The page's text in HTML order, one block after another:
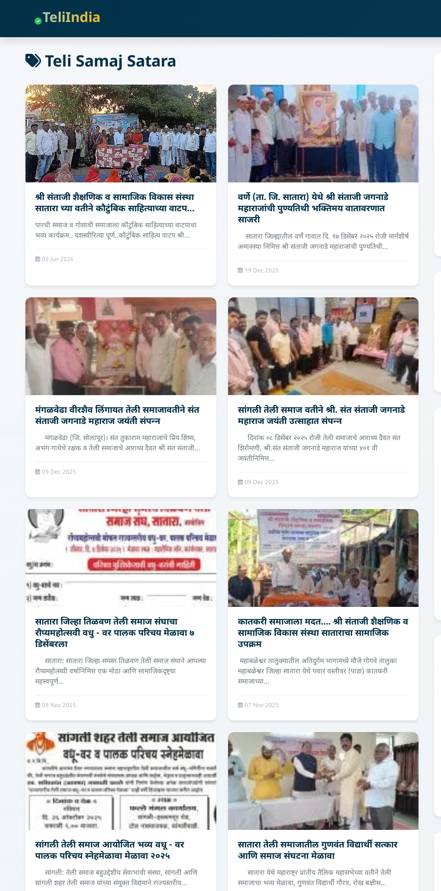
TeliIndia
Teli Samaj Satara
श्री संताजी शैक्षणिक व सामाजिक विकास संस्था
सातारा च्‍या वतीने कौटुंबिक साहित्याच्या वाटप...
पारधी समाज व गोसावी समाजाला कौटुंबिक साहित्याच्या वाटपाचा
भव्य कार्यक्रम.. यशस्वीरित्या पूर्ण..कौटुंबिक साहित्य वाटप श्री...
03 Jun 2026
वर्णे (ता. जि. सातारा) येथे श्री संताजी जगनाडे
महाराजांची पुण्यतिथी भक्तिमय वातावरणात
साजरी
सातारा जिल्ह्यातील वर्णे गावात दि. १७ डिसेंबर २०२५ रोजी मार्गशीर्ष
अमावस्या निमित्त श्री संताजी जगनाडे महाराजांची पुण्यतिथी...
19 Dec 2025
मंगळवेढा वीरशैव लिंगायत तेली समाजावतीने संत
संताजी जगनाडे महाराज जयंती संपन्‍न
मंगळवेढा (जि. सोलापूर)। संत तुकाराम महाराजांचे प्रिय शिष्य,
अभंग गाथेचे रक्षक व तेली समाजाचे आराध्य दैवत श्री संत संताजी...
09 Dec 2025
सांगली तेली समाज वतीने श्री. संत संताजी जगनाडे
महाराज जयंती उत्‍साहात संपन्‍न
दिनांक ०८ डिसेंबर २०२५ रोजी तेली समाजाचे आराध्य दैवत संत
शिरोमणी, श्री.संत संताजी जगनाडे महाराज यांच्या ४०१ वी
जयंतीनिमित्त...
09 Dec 2025
सातारा जिल्हा तिळवण तेली समाज संघाचा
रौप्यमहोत्सवी वधु - वर पालक परिचय मेळावा ७
डिसेंबरला
सातारा: सातारा जिल्हा समस्त तिळवण तेली समाज संघाने आपल्या
रौप्यमहोत्सवी वर्षानिमित्त एक मोठा आणि सामाजिकदृष्ट्या
महत्त्वपूर्ण...
08 Nov 2025
कातकरी समाजाला मदत.... श्री संताजी शैक्षणिक व
सामाजिक विकास संस्था साताराचा सामाजिक
उपक्रम
महाबळेश्वर तालुक्यातील अतिदुर्गम भागामध्ये मौजे गोगवे तालुका
महाबळेश्वर जिल्हा सातारा येथे पवार वस्तीवर (पाडा) कातकरी
समाजाच्या...
07 Nov 2025
सांगली तेली समाज आयोजित भव्य वधू - वर
पालक परिचय स्नेहमेळावा मेळावा २०२५
सांगली: तेली समाज बहुउद्देशीय सेवाभावी संस्था, सांगली आणि
सांगली शहर तेली समाज यांच्या संयुक्त विद्यमाने राज्यस्तरीय...
सातारा तेली समाजातील गुणवंत विद्यार्थी सत्कार
आणि समाज संघटना मेळावा
सातारा येथे महाराष्ट्र प्रांतीय तैलिक महासभेच्या वतीने तेली
समाजाचा भव्य मेळावा, गुणवंत विद्यार्थी गौरव, रोख बक्षीस...